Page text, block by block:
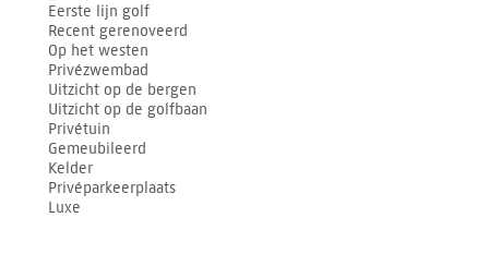
Eerste lijn golf
Recent gerenoveerd
Op het westen
Privézwembad
Uitzicht op de bergen
Uitzicht op de golfbaan
Privétuin
Gemeubileerd
Kelder
Privéparkeerplaats
Luxe